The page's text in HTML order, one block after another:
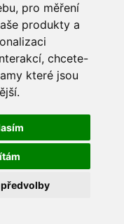
, pro měření
produkty a
, chcete-
které jsou
.